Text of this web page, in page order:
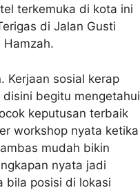
terkemuka di kota ini
di Jalan Gusti
Kerjaan sosial kerap
begitu mengetahui
keputusan terbaik
workshop nyata ketika
mudah bikin
nyata jadi
bila posisi di lokasi